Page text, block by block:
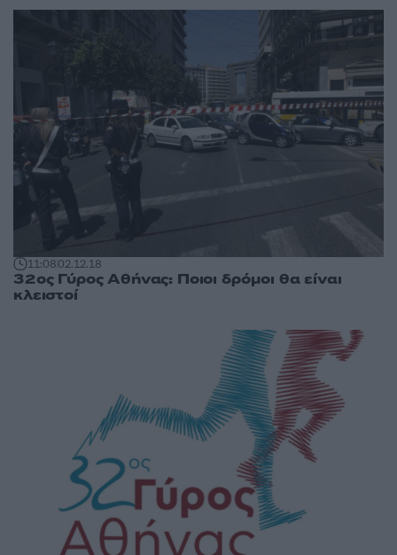
11:0802.12.18
32ος Γύρος Αθήνας: Ποιοι δρόμοι θα είναι
κλειστοί